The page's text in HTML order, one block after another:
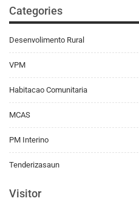
Categories
Desenvolimento Rural
VPM
Habitacao Comunitaria
MCAS
PM Interino
Tenderizasaun
Visitor